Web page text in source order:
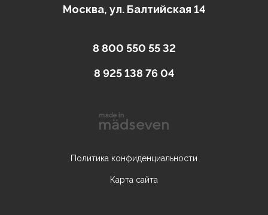
Москва, ул. Балтийская 14
8 800 550 55 32
8 925 138 76 04
Политика конфиденциальности
Карта сайта